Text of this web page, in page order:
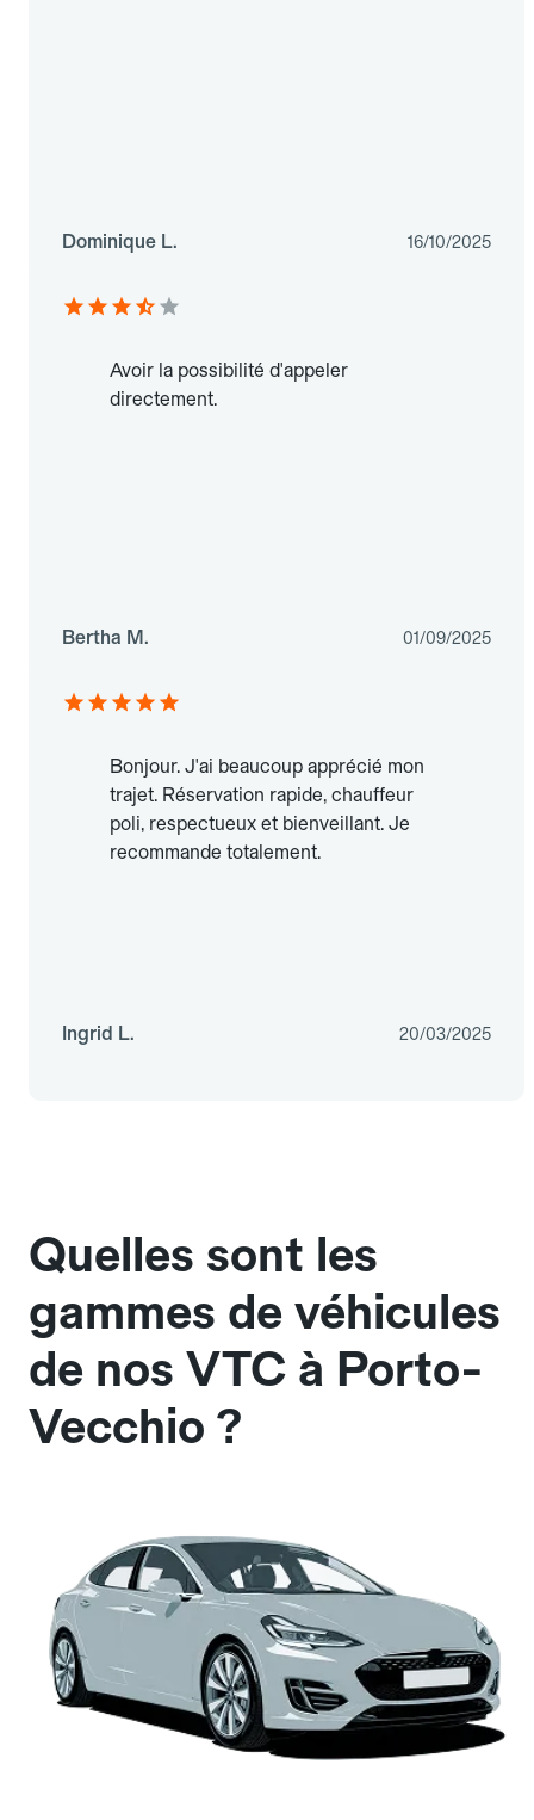
Dominique L. 16/10/2025
Avoir la possibilité d'appeler
directement.
Bertha M. 01/09/2025
Bonjour. J'ai beaucoup apprécié mon
trajet. Réservation rapide, chauffeur
poli, respectueux et bienveillant. Je
recommande totalement.
Ingrid L. 20/03/2025
Quelles sont les
gammes de véhicules
de nos VTC à Porto-
Vecchio ?